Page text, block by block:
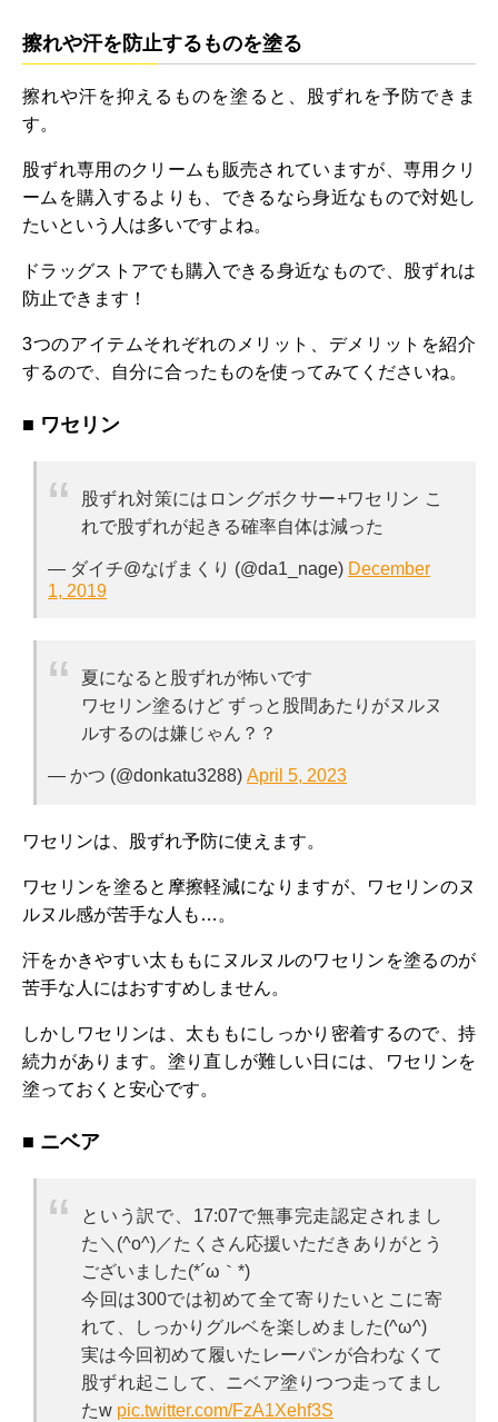
擦れや汗を防止するものを塗る
擦れや汗を抑えるものを塗ると、股ずれを予防できま
す。
股ずれ専用のクリームも販売されていますが、専用クリ
ームを購入するよりも、できるなら身近なもので対処し
たいという人は多いですよね。
ドラッグストアでも購入できる身近なもので、股ずれは
防止できます！
3つのアイテムそれぞれのメリット、デメリットを紹介
するので、自分に合ったものを使ってみてくださいね。
■ ワセリン
股ずれ対策にはロングボクサー+ワセリン こ
れで股ずれが起きる確率自体は減った
— ダイチ@なげまくり (@da1_nage) December
1, 2019
夏になると股ずれが怖いです
ワセリン塗るけど ずっと股間あたりがヌルヌ
ルするのは嫌じゃん？？
— かつ (@donkatu3288) April 5, 2023
ワセリンは、股ずれ予防に使えます。
ワセリンを塗ると摩擦軽減になりますが、ワセリンのヌ
ルヌル感が苦手な人も…。
汗をかきやすい太ももにヌルヌルのワセリンを塗るのが
苦手な人にはおすすめしません。
しかしワセリンは、太ももにしっかり密着するので、持
続力があります。塗り直しが難しい日には、ワセリンを
塗っておくと安心です。
■ ニベア
という訳で、17:07で無事完走認定されまし
た＼(^o^)／たくさん応援いただきありがとう
ございました(*´ω｀*)
今回は300では初めて全て寄りたいとこに寄
れて、しっかりグルベを楽しめました(^ω^)
実は今回初めて履いたレーパンが合わなくて
股ずれ起こして、ニベア塗りつつ走ってまし
たw pic.twitter.com/FzA1Xehf3S